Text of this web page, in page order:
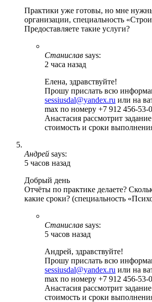
Практики уже готовы, но мне
организации, специальность
Предоставляете такие услуги?
Станислав says:
2 часа назад
Елена, здравствуйте!
Прошу прислать всю
sessiusdal@yandex.ru или на
max по номеру +7 912 456-
Анастасия рассмотрит
стоимость и сроки
Андрей says:
5 часов назад
Добрый день
Отчёты по практике делаете?
какие сроки? (специальность
Станислав says:
5 часов назад
Андрей, здравствуйте!
Прошу прислать всю
sessiusdal@yandex.ru или на
max по номеру +7 912 456-
Анастасия рассмотрит
стоимость и сроки